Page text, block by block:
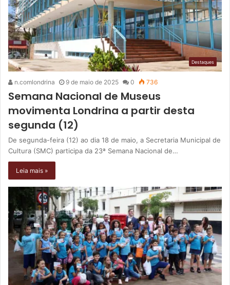
Destaques
n.comlondrina 9 de maio de 2025 0 736
Semana Nacional de Museus
movimenta Londrina a partir desta
segunda (12)
De segunda-feira (12) ao dia 18 de maio, a Secretaria Municipal de
Cultura (SMC) participa da 23ª Semana Nacional de…
Leia mais »